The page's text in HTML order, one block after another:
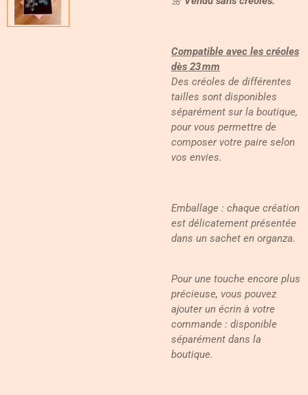
Compatible avec les créoles
dès 23 mm
Des créoles de différentes
tailles sont disponibles
séparément sur la boutique,
pour vous permettre de
composer votre paire selon
vos envies.
Emballage : chaque création
est délicatement présentée
dans un sachet en organza.
Pour une touche encore plus
précieuse, vous pouvez
ajouter un écrin à votre
commande : disponible
séparément dans la
boutique.